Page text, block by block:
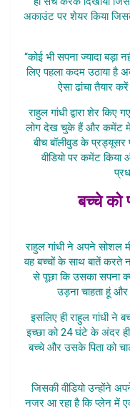
अकाउंट पर शेयर किया
“कोई भी सपना ज्यादा
लिए पहला कदम उठाया है
ऐसा ढांचा तैयार
राहुल गांधी द्वारा शेर
लोग देख चुके हैं और कमेंट में
बीच बॉलीवुड के प्रड्यूसर
वीडियो पर कमेंट किया
बच्चे को
राहुल गांधी ने अपने सोशल
वह बच्चों के साथ बातें
से पूछा कि उसका सपना
उड़ना चाहता हूं
इसलिए ही राहुल गांधी ने
इच्छा को 24 घंटे के अंदर
बच्चे और उसके पिता को
जिसकी वीडियो उन्होंने
नजर आ रहा है कि प्लेन में